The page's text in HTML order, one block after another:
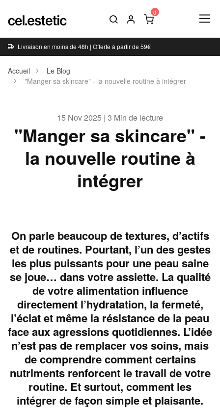
Livraison en moins de 48h | Offerte à partir de 59€
Accueil
Le Blog
"Manger sa skincare" - la nouvelle routine à intégrer
15 Nov 2025 | 3 Min de lecture
"Manger sa skincare" -
la nouvelle routine à
intégrer
On parle beaucoup de textures, d’actifs
et de routines. Pourtant, l’un des gestes
les plus puissants pour une peau saine
se joue… dans votre assiette. La qualité
de votre alimentation influence
directement l’hydratation, la fermeté,
l’éclat et même la résistance de la peau
face aux agressions quotidiennes. L’idée
n’est pas de remplacer vos soins, mais
de comprendre comment certains
nutriments renforcent le travail de votre
routine. Et surtout, comment les
intégrer de façon simple et plaisante.